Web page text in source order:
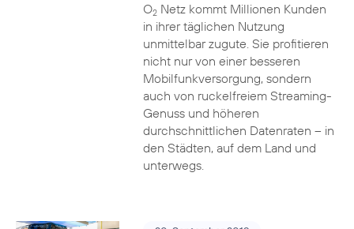
O2Netz kommt Millionen Kunden
in ihrer täglichen Nutzung
unmittelbar zugute. Sie profitieren
nicht nur von einer besseren
Mobilfunkversorgung, sondern
auch von ruckelfreiem Streaming-
Genuss und höheren
durchschnittlichen Datenraten – in
den Städten, auf dem Land und
unterwegs.